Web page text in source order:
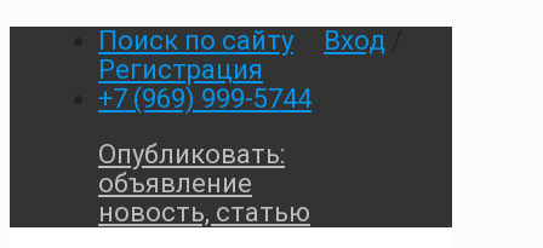
Поиск по сайту Вход
Регистрация
+7 (969) 999-5744
Опубликовать:
объявление
новость, статью